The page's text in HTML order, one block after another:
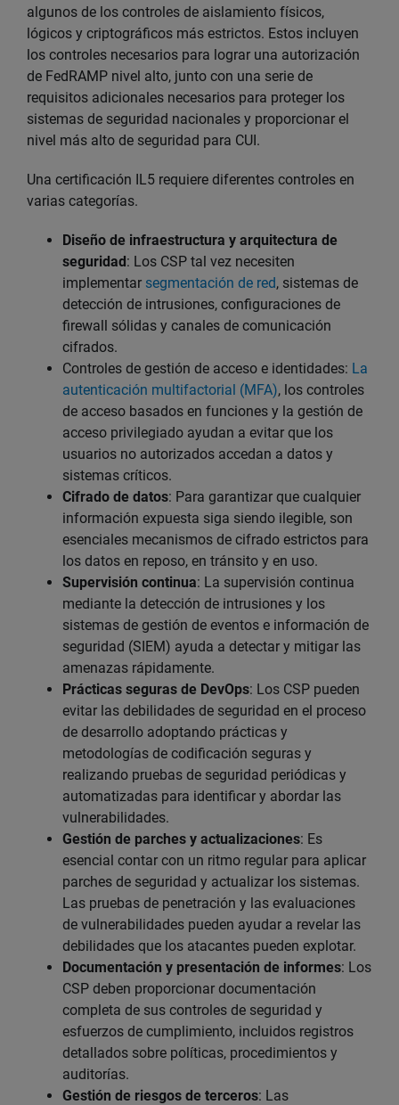
algunos de los controles de aislamiento físicos,
lógicos y criptográficos más estrictos. Estos incluyen
los controles necesarios para lograr una autorización
de FedRAMP nivel alto, junto con una serie de
requisitos adicionales necesarios para proteger los
sistemas de seguridad nacionales y proporcionar el
nivel más alto de seguridad para CUI.
Una certificación IL5 requiere diferentes controles en
varias categorías.
Diseño de infraestructura y arquitectura de
seguridad: Los CSP tal vez necesiten
implementar segmentación de red, sistemas de
detección de intrusiones, configuraciones de
firewall sólidas y canales de comunicación
cifrados.
Controles de gestión de acceso e identidades: La
autenticación multifactorial (MFA), los controles
de acceso basados en funciones y la gestión de
acceso privilegiado ayudan a evitar que los
usuarios no autorizados accedan a datos y
sistemas críticos.
Cifrado de datos: Para garantizar que cualquier
información expuesta siga siendo ilegible, son
esenciales mecanismos de cifrado estrictos para
los datos en reposo, en tránsito y en uso.
Supervisión continua: La supervisión continua
mediante la detección de intrusiones y los
sistemas de gestión de eventos e información de
seguridad (SIEM) ayuda a detectar y mitigar las
amenazas rápidamente.
Prácticas seguras de DevOps: Los CSP pueden
evitar las debilidades de seguridad en el proceso
de desarrollo adoptando prácticas y
metodologías de codificación seguras y
realizando pruebas de seguridad periódicas y
automatizadas para identificar y abordar las
vulnerabilidades.
Gestión de parches y actualizaciones: Es
esencial contar con un ritmo regular para aplicar
parches de seguridad y actualizar los sistemas.
Las pruebas de penetración y las evaluaciones
de vulnerabilidades pueden ayudar a revelar las
debilidades que los atacantes pueden explotar.
Documentación y presentación de informes: Los
CSP deben proporcionar documentación
completa de sus controles de seguridad y
esfuerzos de cumplimiento, incluidos registros
detallados sobre políticas, procedimientos y
auditorías.
Gestión de riesgos de terceros: Las